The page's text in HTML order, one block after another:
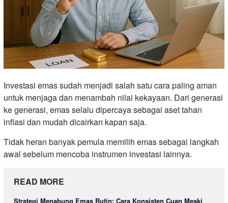
Investasi emas sudah menjadi salah satu cara paling aman
untuk menjaga dan menambah nilai kekayaan. Dari generasi
ke generasi, emas selalu dipercaya sebagai aset tahan
inflasi dan mudah dicairkan kapan saja.
Tidak heran banyak pemula memilih emas sebagai langkah
awal sebelum mencoba instrumen investasi lainnya.
READ MORE
Strategi Menabung Emas Rutin: Cara Konsisten Cuan Meski